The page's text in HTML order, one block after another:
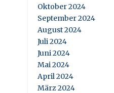
Oktober 2024
September 2024
August 2024
Juli 2024
Juni 2024
Mai 2024
April 2024
März 2024